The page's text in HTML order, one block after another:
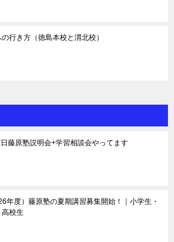
行き方（徳島本校と渭北校）
藤原塾説明会+学習相談会やってます
年度）藤原塾の夏期講習募集開始！｜小学生・
校生